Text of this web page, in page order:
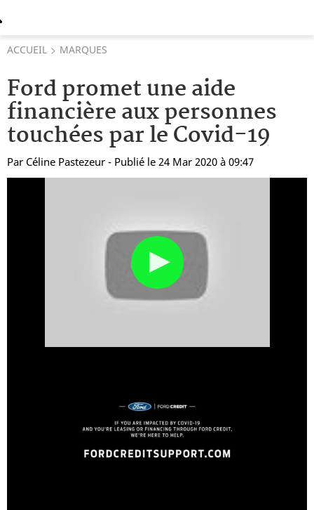
ACCUEIL MARQUES
Ford promet une aide
financière aux personnes
touchées par le Covid-19
Par Céline Pastezeur - Publié le 24 Mar 2020 à 09:47